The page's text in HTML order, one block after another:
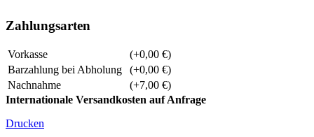
Zahlungsarten
Vorkasse
(+0,00 €)
Barzahlung bei Abholung
(+0,00 €)
Nachnahme
(+7,00 €)
Internationale Versandkosten auf Anfrage
Drucken